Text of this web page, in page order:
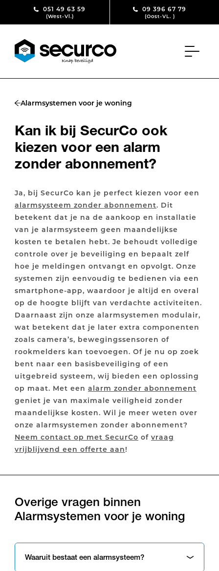
Skip to content051 49 63 59
(West-Vl.)
09 396 67 79
(Oost-VL. )
Alarmsystemen voor je woning
Kan ik bij SecurCo ook
kiezen voor een alarm
zonder abonnement?
Ja, bij SecurCo kan je perfect kiezen voor een
alarmsysteem zonder abonnement. Dit
betekent dat je na de aankoop en installatie
van je alarmsysteem geen maandelijkse
kosten te betalen hebt. Je behoudt volledige
controle over je beveiliging en bepaalt zelf
hoe je meldingen ontvangt en opvolgt. Onze
systemen zijn eenvoudig te bedienen via een
smartphone-app, waardoor je altijd en overal
op de hoogte blijft van verdachte activiteiten.
Daarnaast zijn onze alarmsystemen modulair,
wat betekent dat je later extra componenten
zoals camera’s, bewegingssensoren of
rookmelders kan toevoegen. Of je nu op zoek
bent naar een basisbeveiliging of een
uitgebreid systeem, wij bieden een oplossing
op maat. Met een alarm zonder abonnement
geniet je van maximale veiligheid zonder
maandelijkse kosten. Wil je meer weten over
onze alarmsystemen zonder abonnement?
Neem contact op met SecurCo of vraag
vrijblijvend een offerte aan!
Overige vragen binnen
Alarmsystemen voor je woning
Waaruit bestaat een alarmsysteem?